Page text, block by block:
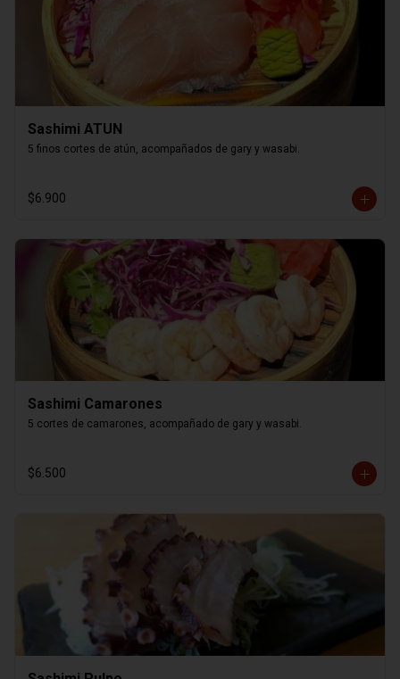
Sashimi ATUN
5 finos cortes de atún, acompañados de gary y wasabi.
$6.900
Sashimi Camarones
5 cortes de camarones, acompañado de gary y wasabi.
$6.500